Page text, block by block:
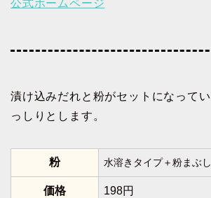
公式ホームページ
漬け込みだれと粉がセットになって
っしりとします。
粉 水溶きタイプ＋粉まぶし
価格 198円